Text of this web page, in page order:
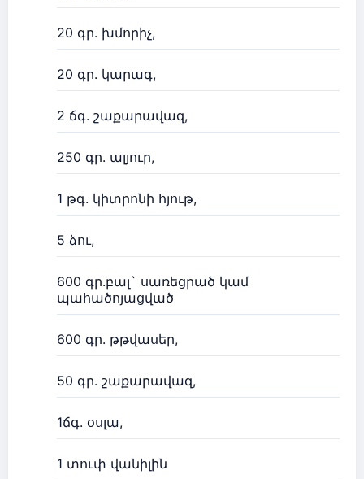
20 գր. խմորիչ,
20 գր. կարագ,
2 ճգ. շաքարավազ,
250 գր. ալյուր,
1 թգ. կիտրոնի հյութ,
5 ձու,
600 գր.բալ` սառեցրած կամ
պահածոյացված
600 գր. թթվասեր,
50 գր. շաքարավազ,
1ճգ. օսլա,
1 տուփ վանիլին